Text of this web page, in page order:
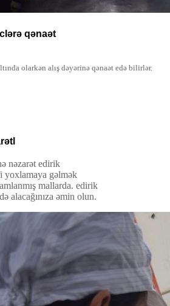
qənaət
olarkən alış dəyərinə qənaət edə bilirlər.
nəzarət edirik
yoxlamaya gəlmək
mallarda. edirik
alacağınıza əmin olun.